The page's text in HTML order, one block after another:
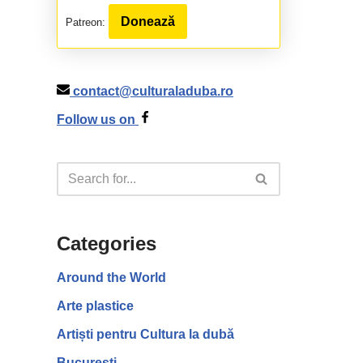
Patreon: Donează
contact@culturaladuba.ro
Follow us on
Categories
Around the World
Arte plastice
Artiști pentru Cultura la dubă